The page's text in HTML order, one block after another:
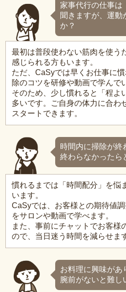
家事代行の仕事は
聞きますが、運動
か？
最初は普段使わない筋肉を使う
感じられる方もいます。
ただ、CaSyでは早くお仕事に
除のコツを研修や動画で学んで
そのため、少し慣れると「程よ
多いです。ご自身の体力に合わ
スタートできます。
時間内に掃除が終
終わらなかったら
慣れるまでは「時間配分」を悩
います。
CaSyでは、お客様との期待値
をサロンや動画で学べます。
また、事前にチャットでお客様
ので、当日迷う時間を減らせま
お料理に興味があ
腕前がないと難し